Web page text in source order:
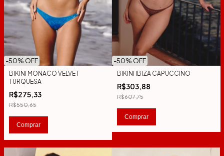
-50% OFF
BIKINI MONACO VELVET
TURQUESA
R$275,33
R$550,65
Comprar
-50% OFF
BIKINI IBIZA CAPUCCINO
R$303,88
R$607,75
Comprar